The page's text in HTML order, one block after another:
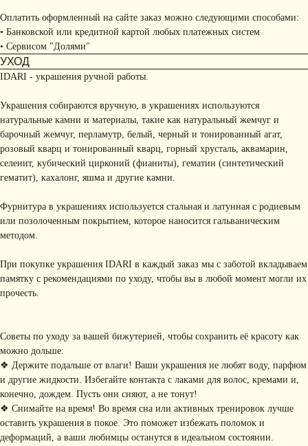
Оплатить оформленный на сайте заказ можно следующими способами:
• Банковской или кредитной картой любых платежных систем
• Сервисом "Долями"
УХОД
IDARI - украшения ручной работы.
Украшения собираются вручную, в украшениях используются
натуральные камни и материалы, такие как натуральный жемчуг и
барочный жемчуг, перламутр, белый, черный и тонированный агат,
розовый кварц и тонированный кварц, горный хрусталь, аквамарин,
селенит, кубический цирконий (фианиты), гематин (синтетический
гематит), кахалонг, яшма и другие камни.
Фурнитура в украшениях используется стальная и латунная с родиевым
или позолоченным покрытием, которое наносится гальваническим
методом.
При покупке украшения IDARI в каждый заказ мы с заботой вкладываем
памятку с рекомендациями по уходу, чтобы вы в любой момент могли их
прочесть.
Советы по уходу за вашей бижутерией, чтобы сохранить её красоту как
можно дольше:
❖ Держите подальше от влаги! Ваши украшения не любят воду, парфюм
и другие жидкости. Избегайте контакта с лаками для волос, кремами и,
конечно, дождем. Пусть они сияют, а не тонут!
❖ Снимайте на время! Во время сна или активных тренировок лучше
оставить украшения в покое. Это поможет избежать поломок и
деформаций, а ваши любимцы останутся в идеальном состоянии.
+ 7 (916) 958-00-78
КОНТАКТЫ